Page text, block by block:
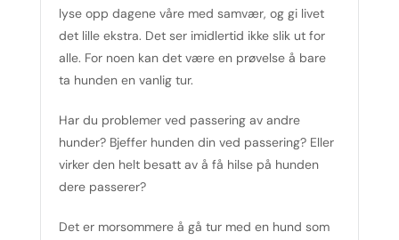
lyse opp dagene våre med samvær, og gi livet
det lille ekstra. Det ser imidlertid ikke slik ut for
alle. For noen kan det være en prøvelse å bare
ta hunden en vanlig tur.
Har du problemer ved passering av andre
hunder? Bjeffer hunden din ved passering? Eller
virker den helt besatt av å få hilse på hunden
dere passerer?
Det er morsommere å gå tur med en hund som